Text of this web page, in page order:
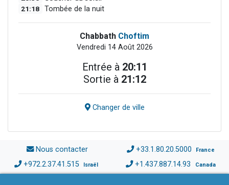
21:18 Tombée de la nuit
Chabbath Choftim
Vendredi 14 Août 2026
Entrée à 20:11
Sortie à 21:12
Changer de ville
Nous contacter +33.1.80.20.5000 France
+972.2.37.41.515 Israël +1.437.887.14.93 Canada